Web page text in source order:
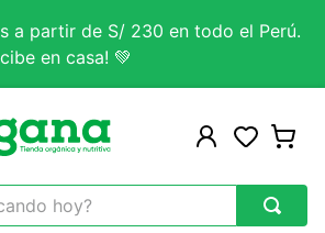
a partir de S/ 230 en todo el Perú.
en casa! 💚
hoy?